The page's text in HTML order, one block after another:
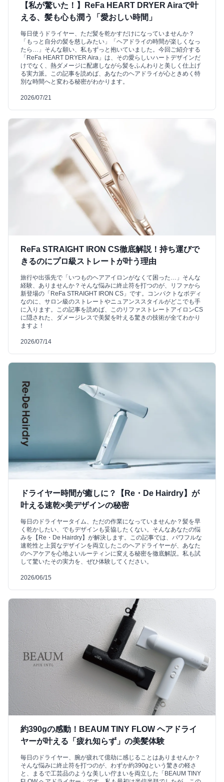
【私が驚いた！】ReFa HEART DRYER Airaで叶
える、髪も心も潤う「愛おしい時間」
毎日使うドライヤー、ただ髪を乾かすだけになっていませんか？
「もっと自分の髪を慈しみたい」「ヘアドライの時間が楽しくなっ
たら…」そんな願い、私もずっと抱いていました。今回ご紹介する
「ReFa HEART DRYER Aira」は、その愛らしいハートデザインだ
けでなく、熱ダメージに配慮しながら髪をふんわりと美しく仕上げ
る実力派。この記事を読めば、あなたのヘアドライが心ときめく特
別な時間へと変わる秘密がわかります。
2026/07/21
ReFa STRAIGHT IRON CS徹底解説！持ち運びで
きるのにプロ級ストレートが叶う理由
旅行や出張先で「いつものヘアアイロンがなくて困った…」そんな
経験、ありませんか？そんな悩みに終止符を打つのが、リファから
新登場の「ReFa STRAIGHT IRON CS」です。コンパクトなボディ
なのに、サロン級のストレートやニュアンススタイルがどこでも手
に入ります。この記事を読めば、このリファストレートアイロンCS
に隠された、ダメージレスで美髪を叶える驚きの技術が全てわかり
ますよ！
2026/07/14
ドライヤー時間が癒しに？【Re・De Hairdry】が
叶える速乾×美デザインの秘密
毎日のドライヤータイム、ただの作業になっていませんか？髪を早
く乾かしたい、でもデザインも妥協したくない。そんなあなたの悩
みを【Re・De Hairdry】が解決します。この記事では、パワフルな
速乾性と上質なデザインを両立したこのヘアドライヤーが、あなた
のヘアケアを心地よいルーティンに変える秘密を徹底解説。私も試
して驚いたその実力を、ぜひ体験してください。
2026/06/15
約390gの感動！BEAUM TINY FLOW ヘアドライ
ヤーが叶える「疲れ知らず」の美髪体験
毎日のドライヤー、腕が疲れて億劫に感じることはありませんか？
そんな悩みに終止符を打つのが、わずか約390gという驚きの軽さ
と、まるで工芸品のような美しい佇まいを両立した「BEAUM TINY